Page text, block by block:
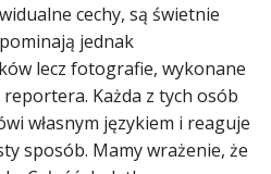
cechy, są świetnie
jednak
lecz fotografie, wykonane
Każda z tych osób
własnym językiem i reaguje
sposób. Mamy wrażenie, że